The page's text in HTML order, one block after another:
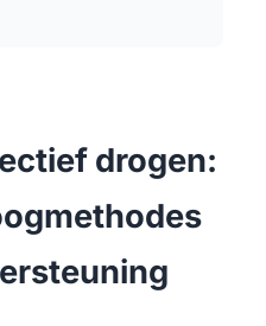
drogen: